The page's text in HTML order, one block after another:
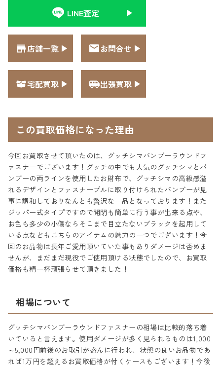
LINE査定
店舗一覧 お問合せ
宅配買取 出張買取
この買取価格になった理由
今回お買取させて頂いたのは、グッチシマバンブーラウンドフ
ァスナーでございます！グッチの中でも人気のグッチシマとバ
ンブーの両ラインを使用したお財布で、グッチシマの高級感溢
れるデザインとファスナープルに取り付けられたバンブーが見
事に調和しておりなんとも贅沢な一品となっております！また
ジッパー式タイプですので開閉も簡単に行う事が出来る点や、
お色も多少の小傷ならそこまで目立たないブラックを起用して
いる点などもこちらのアイテムの魅力の一つでございます！今
回のお品物は長年ご愛用頂いていた事もありダメージは否めま
せんが、まだまだ現役でご使用頂ける状態でしたので、お買取
価格も精一杯頑張らせて頂きました！
相場について
グッチシマバンブーラウンドファスナーの相場は比較的落ち着
いていると言えます。使用ダメージが多く見られるものは1,000
～5,000円前後のお取引が盛んに行われ、状態の良いお品物であ
れば1万円を超えるお買取価格が付くケースもございます！今後